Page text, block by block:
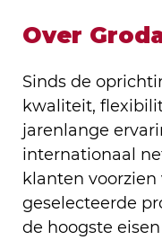
Over
Sinds de
kwaliteit,
jarenlange
internationaal
klanten
geselecteerde
de hoogste